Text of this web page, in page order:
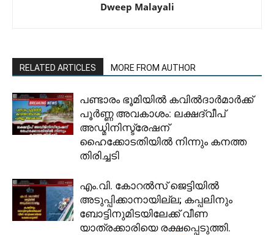
Dweep Malayali
RELATED ARTICLES MORE FROM AUTHOR
പണ്ടാരം ഭൂമിയിൽ കവിൽദാർമാർക്ക്
പൂർണ്ണ അവകാശം: ലക്ഷദ്വീപ്
അഡ്മിനിസ്ട്രേഷന്
ഹൈക്കോടതിയിൽ നിന്നും കനത്ത
തിരിച്ചടി
​എം.വി. കോറൽസ് ജെട്ടിയിൽ
അടുപ്പിക്കാനായില്ല; കപ്പലിനും
ബോട്ടിനുമിടയിലേക്ക് വീണ
യാത്രക്കാരിയെ രക്ഷപ്പെടുത്തി.